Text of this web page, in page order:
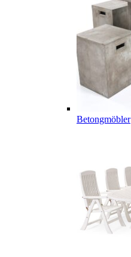
Betongmöbler